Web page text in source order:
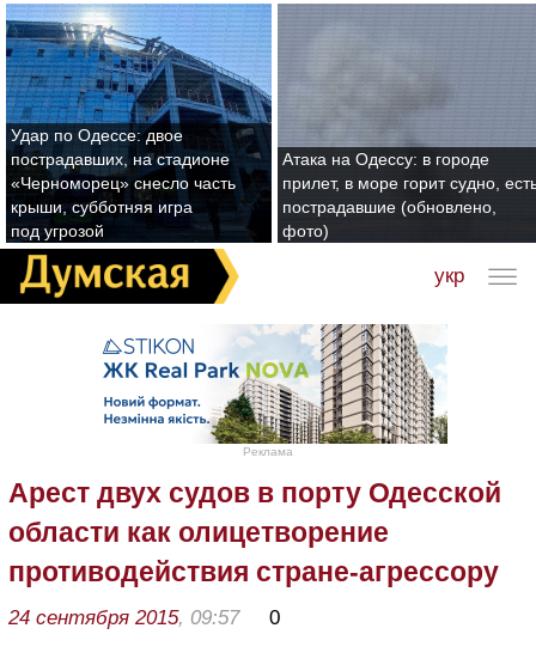
Удар по Одессе: двое
пострадавших, на стадионе
«Черноморец» снесло часть
крыши, субботняя игра
под угрозой
Атака на Одессу: в городе
прилет, в море горит судно,
пострадавшие (обновлено,
фото)
укр
Реклама
Арест двух судов в порту Одесской
области как олицетворение
противодействия стране-агрессору
24 сентября 2015, 09:57 0